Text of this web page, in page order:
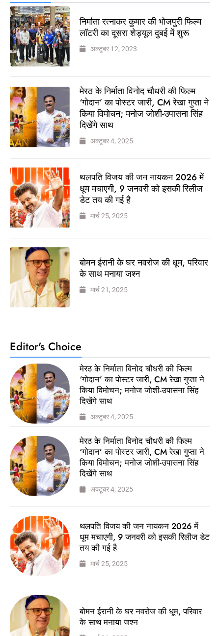
निर्माता रत्नाकर कुमार की भोजपुरी फिल्म
लॉटरी का दूसरा शेड्यूल दुबई में शुरू
अक्टूबर 12, 2023
मेरठ के निर्माता विनोद चौधरी की फिल्म
‘गोदान’ का पोस्टर जारी, CM रेखा गुप्ता ने
किया विमोचन; मनोज जोशी-उपासना सिंह
दिखेंगे साथ
अक्टूबर 4, 2025
थलपति विजय की जन नायकन 2026 में
धूम मचाएगी, 9 जनवरी को इसकी रिलीज
डेट तय की गई है
मार्च 25, 2025
बोमन ईरानी के घर नवरोज की धूम, परिवार
के साथ मनाया जश्न
मार्च 21, 2025
Editor's Choice
मेरठ के निर्माता विनोद चौधरी की फिल्म
‘गोदान’ का पोस्टर जारी, CM रेखा गुप्ता ने
किया विमोचन; मनोज जोशी-उपासना सिंह
दिखेंगे साथ
अक्टूबर 4, 2025
मेरठ के निर्माता विनोद चौधरी की फिल्म
‘गोदान’ का पोस्टर जारी, CM रेखा गुप्ता ने
किया विमोचन; मनोज जोशी-उपासना सिंह
दिखेंगे साथ
अक्टूबर 4, 2025
थलपति विजय की जन नायकन 2026 में
धूम मचाएगी, 9 जनवरी को इसकी रिलीज डेट
तय की गई है
मार्च 25, 2025
बोमन ईरानी के घर नवरोज की धूम, परिवार
के साथ मनाया जश्न